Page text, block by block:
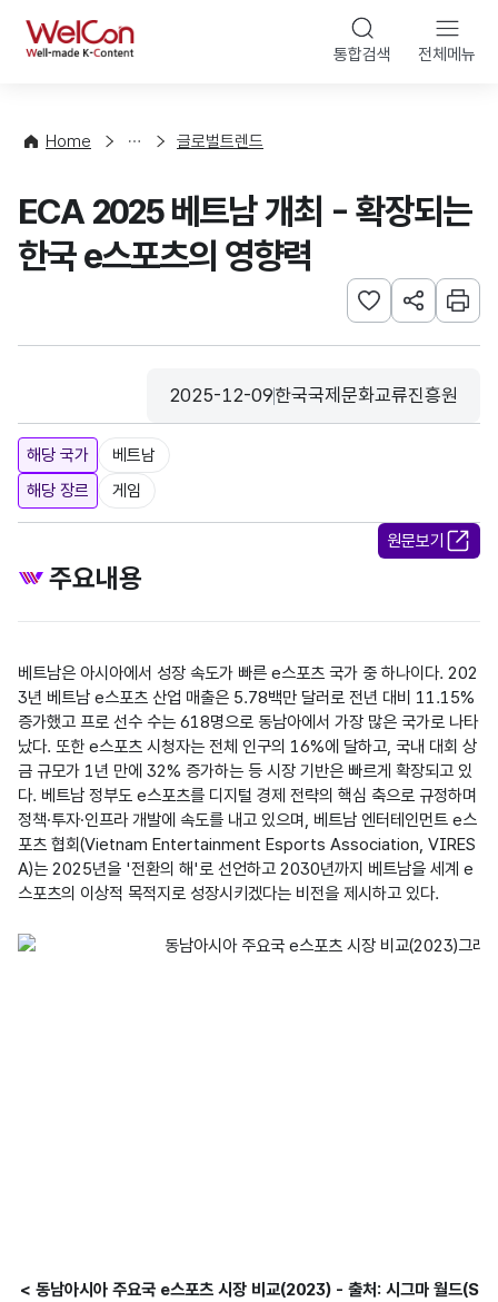
WelCon 통합검색 전체메뉴
Home
향
계
글로벌트렌드
ECA 2025 베트남 개최 - 확장되는
한국 e스포츠의 영향력
관심사 등록하기
URL 공유하
인쇄
등록일
2025-12-09
수집기관
한국국제문화교류진흥원
해당 국가
베트남
해당 장르
게임
원문보기
주요내용
베트남은 아시아에서 성장 속도가 빠른 e스포츠 국가 중 하나이다. 202
3년 베트남 e스포츠 산업 매출은 5.78백만 달러로 전년 대비 11.15%
증가했고 프로 선수 수는 618명으로 동남아에서 가장 많은 국가로 나타
났다. 또한 e스포츠 시청자는 전체 인구의 16%에 달하고, 국내 대회 상
금 규모가 1년 만에 32% 증가하는 등 시장 기반은 빠르게 확장되고 있
다. 베트남 정부도 e스포츠를 디지털 경제 전략의 핵심 축으로 규정하며
정책·투자·인프라 개발에 속도를 내고 있으며, 베트남 엔터테인먼트 e스
포츠 협회(Vietnam Entertainment Esports Association, VIRES
A)는 2025년을 '전환의 해'로 선언하고 2030년까지 베트남을 세계 e
< 동남아시아 주요국 e스포츠 시장 비교(2023) - 출처: 시그마 월드(S